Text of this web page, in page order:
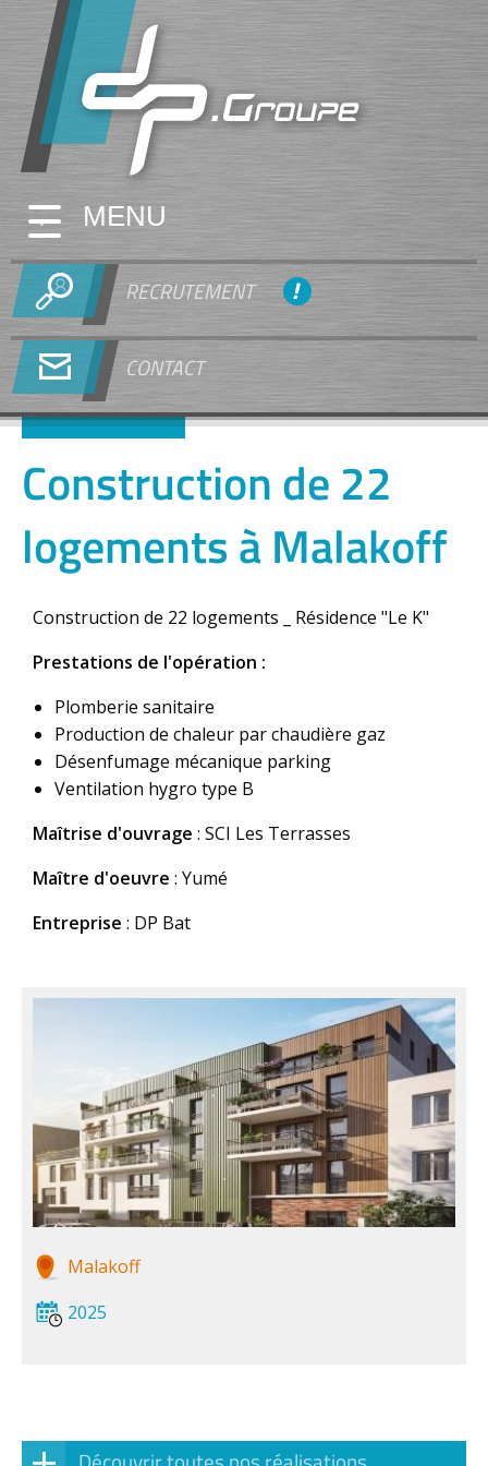
MENU
RECRUTEMENT
CONTACT
Construction de 22
logements à Malakoff
Construction de 22 logements _ Résidence "Le K"
Prestations de l'opération :
Plomberie sanitaire
Production de chaleur par chaudière gaz
Désenfumage mécanique parking
Ventilation hygro type B
Maîtrise d'ouvrage : SCI Les Terrasses
Maître d'oeuvre : Yumé
Entreprise : DP Bat
Malakoff
2025